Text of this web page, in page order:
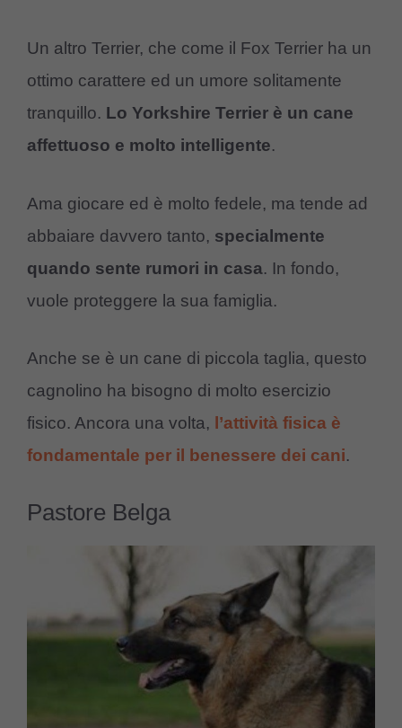
Un altro Terrier, che come il Fox Terrier ha un
ottimo carattere ed un umore solitamente
tranquillo. Lo Yorkshire Terrier è un cane
affettuoso e molto intelligente.
Ama giocare ed è molto fedele, ma tende ad
abbaiare davvero tanto, specialmente
quando sente rumori in casa. In fondo,
vuole proteggere la sua famiglia.
Anche se è un cane di piccola taglia, questo
cagnolino ha bisogno di molto esercizio
fisico. Ancora una volta, l’attività fisica è
fondamentale per il benessere dei cani.
Pastore Belga